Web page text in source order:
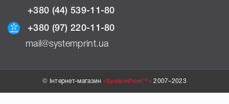
+380 (44) 539-11-80
+380 (97) 220-11-80
mail@systemprint.ua
© Інтернет-магазин «SystemPrint™» 2007–2023